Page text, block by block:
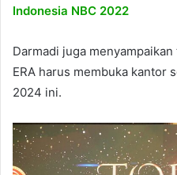
Indonesia NBC 2022
Darmadi juga
ERA harus membuka kantor
2024 ini.